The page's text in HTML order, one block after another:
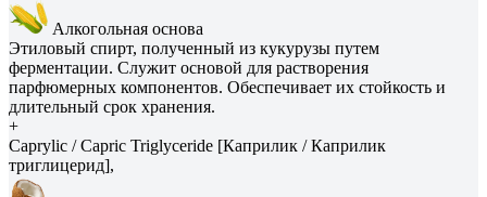
Алкогольная основа
Этиловый спирт, полученный из кукурузы путем
ферментации. Служит основой для растворения
парфюмерных компонентов. Обеспечивает их стойкость и
длительный срок хранения.
+
Caprylic / Capric Triglyceride [Каприлик / Каприлик
триглицерид],